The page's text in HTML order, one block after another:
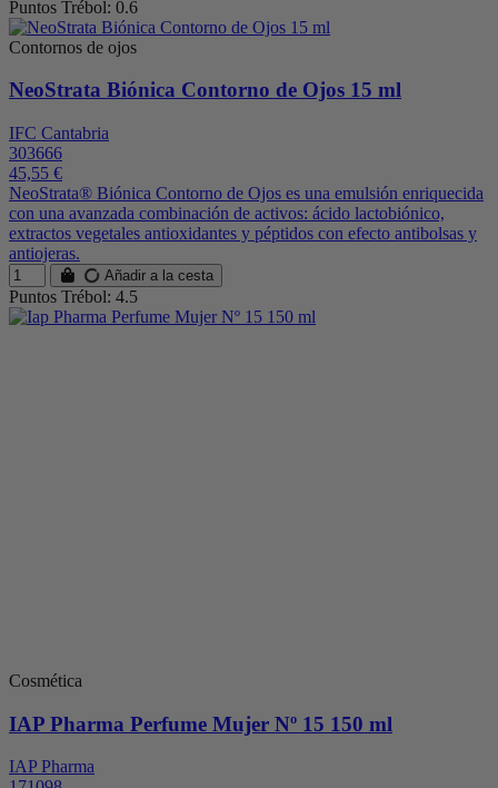
Puntos Trébol: 0.6
Contornos de ojos
NeoStrata Biónica Contorno de Ojos 15 ml
IFC Cantabria
303666
45,55 €
NeoStrata® Biónica Contorno de Ojos es una emulsión enriquecida
con una avanzada combinación de activos: ácido lactobiónico,
extractos vegetales antioxidantes y péptidos con efecto antibolsas y
antiojeras.
Añadir a la cesta
Puntos Trébol: 4.5
Cosmética
IAP Pharma Perfume Mujer Nº 15 150 ml
IAP Pharma